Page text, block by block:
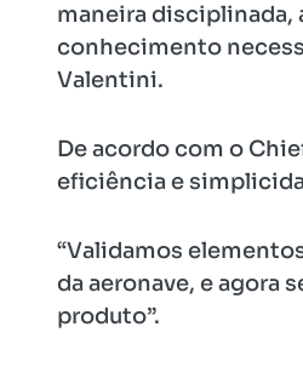
maneira disciplinada,
conhecimento
Valentini.
De acordo com o
eficiência e
“Validamos
da aeronave, e agora
produto”.